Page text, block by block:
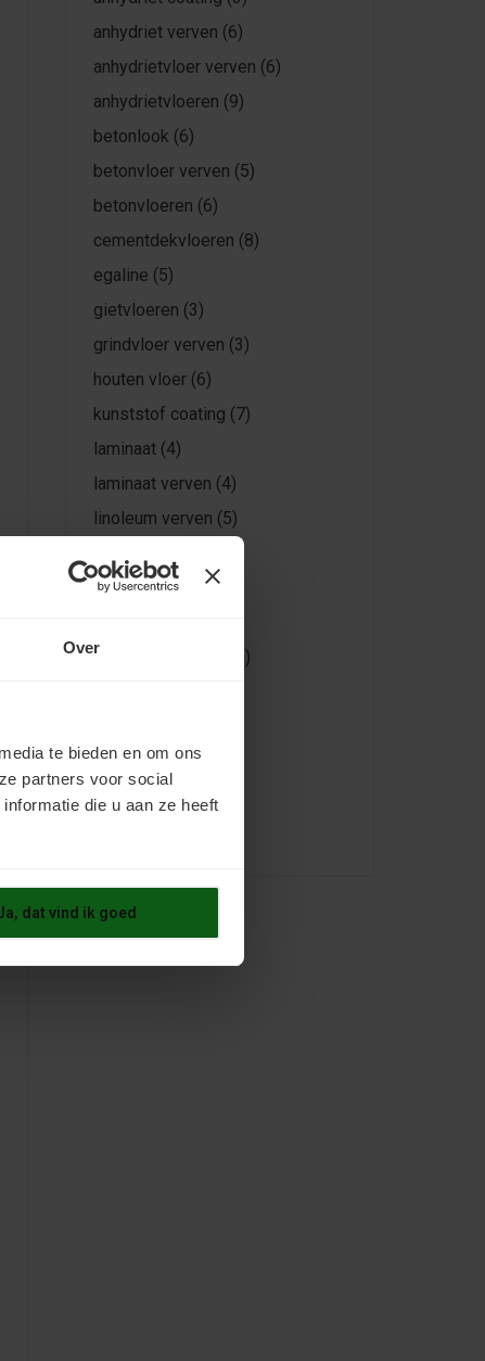
Over
te bieden en om ons
partners voor social
die u aan ze heeft
dat vind ik goed
anhydriet verven (6)
anhydrietvloer verven (6)
anhydrietvloeren (9)
betonlook (6)
betonvloer verven (5)
betonvloeren (6)
cementdekvloeren (8)
egaline (5)
gietvloeren (3)
grindvloer verven (3)
houten vloer (6)
kunststof coating (7)
laminaat (4)
laminaat verven (4)
linoleum verven (5)
schuren(3)
tegelvloer verven
(5)
Vloercoatings
vloeren verven (13)